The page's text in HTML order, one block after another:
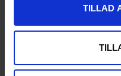
TILLAD